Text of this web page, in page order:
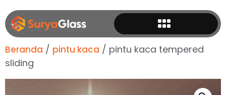
Beranda / pintu kaca / pintu kaca tempered
sliding